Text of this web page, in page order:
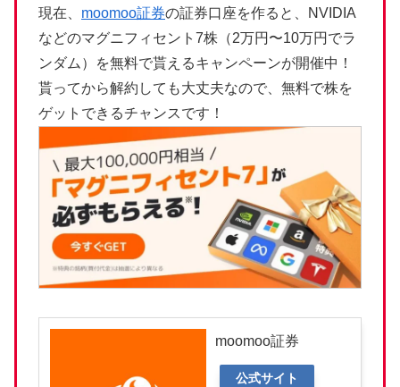
現在、 moomoo証券の証券口座を作ると、NVIDIA
などのマグニフィセント7株（2万円〜10万円でラ
ンダム）を無料で貰えるキャンペーンが開催中！
貰ってから解約しても大丈夫なので、無料で株を
ゲットできるチャンスです！
moomoo証券
公式サイト